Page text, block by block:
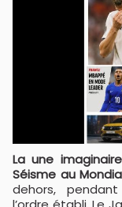
La une imaginaire de L’Équipe résume l’ambiance : «
Séisme au
dehors,